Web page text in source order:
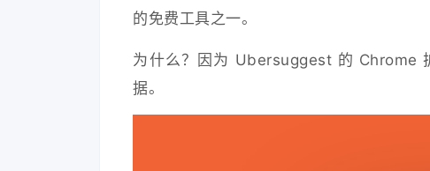
的免费工具之一。
为什么？因为 Ubersuggest 的 Chrome
据。